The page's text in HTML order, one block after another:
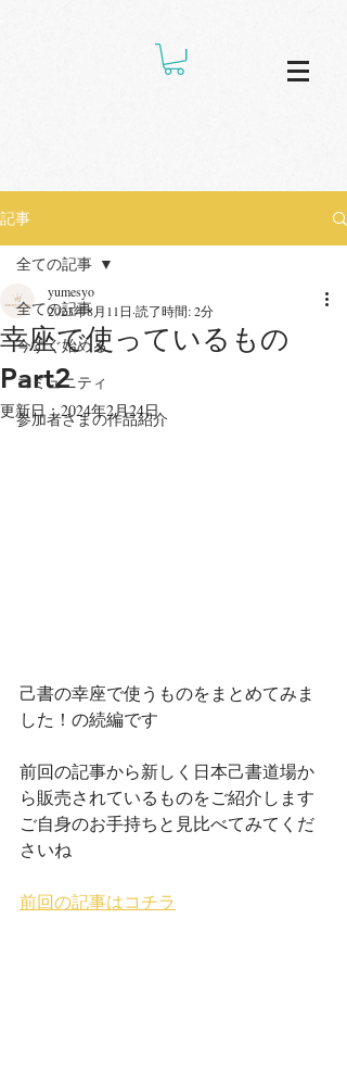
記事
全ての記事
今すぐ始める
コミュニティ
参加者さまの作品紹介
全ての記事
幸座で使っているもの
Part2
yumesyo
2023年8月11日 読了時間: 2分
更新日：2024年2月24日
己書の幸座で使うものをまとめてみま
した！の続編です
前回の記事から新しく日本己書道場か
ら販売されているものをご紹介します
ご自身のお手持ちと見比べてみてくだ
さいね
前回の記事はコチラ